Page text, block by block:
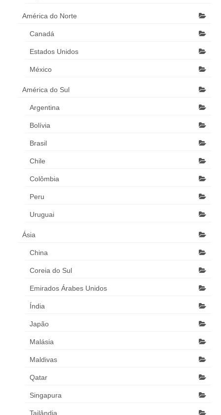
América do Norte
Canadá
Estados Unidos
México
América do Sul
Argentina
Bolívia
Brasil
Chile
Colômbia
Peru
Uruguai
Ásia
China
Coreia do Sul
Emirados Árabes Unidos
Índia
Japão
Malásia
Maldivas
Qatar
Singapura
Tailândia